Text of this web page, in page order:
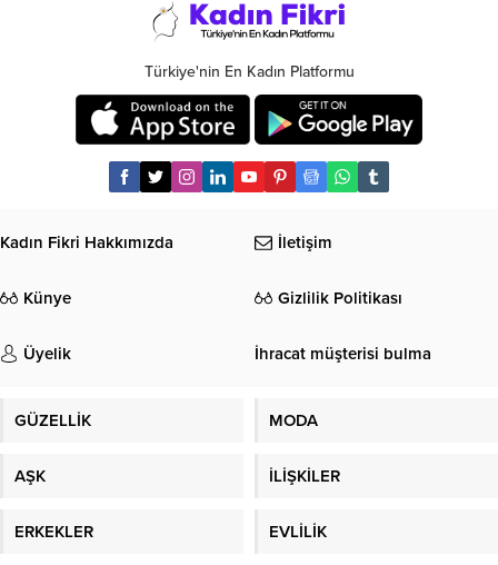
Türkiye'nin En Kadın Platformu
Kadın Fikri Hakkımızda İletişim
Künye Gizlilik Politikası
Üyelik İhracat müşterisi bulma
GÜZELLİK MODA
AŞK İLİŞKİLER
ERKEKLER EVLİLİK